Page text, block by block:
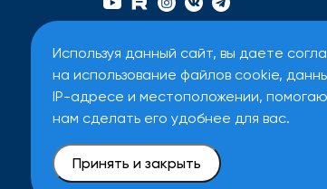
Используя данный сайт, вы даете
на использование файлов cookie,
IP-адресе и местоположении,
нам сделать его удобнее для вас.
Принять и закрыть
Вся информация на сайте имеет
Все цены на сайте указаны без
Политика